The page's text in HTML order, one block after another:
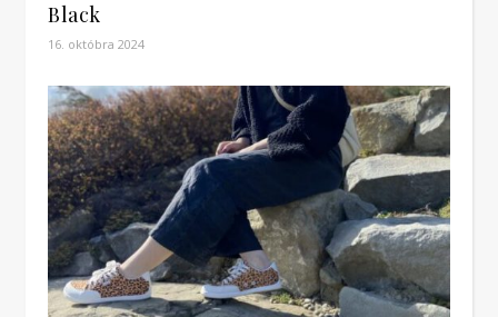
Black
16. októbra 2024